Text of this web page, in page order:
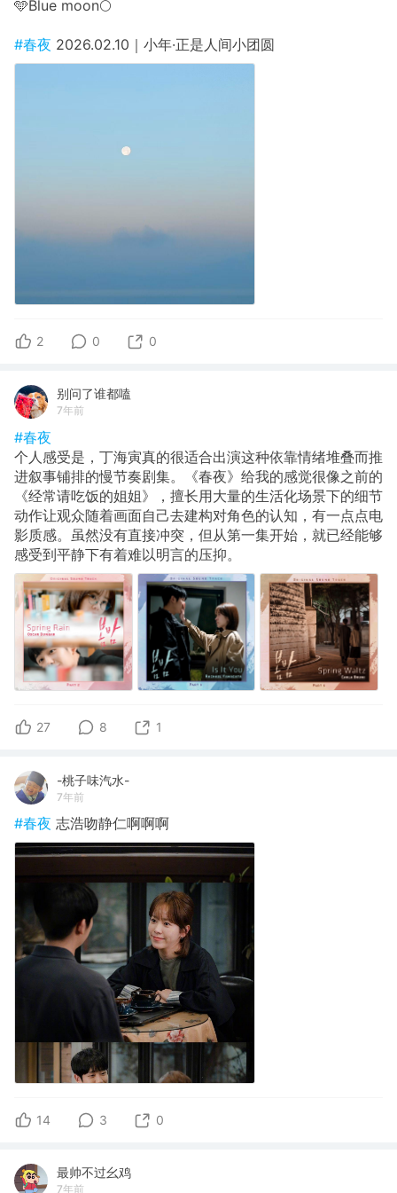
🩵Blue moon🌕
#春夜 2026.02.10｜小年·正是人间小团圆
2 0 0
别问了谁都嗑
7年前
#春夜
个人感受是，丁海寅真的很适合出演这种依靠情绪堆叠而推
进叙事铺排的慢节奏剧集。《春夜》给我的感觉很像之前的
《经常请吃饭的姐姐》，擅长用大量的生活化场景下的细节
动作让观众随着画面自己去建构对角色的认知，有一点点电
影质感。虽然没有直接冲突，但从第一集开始，就已经能够
感受到平静下有着难以明言的压抑。
27 8 1
-桃子味汽水-
7年前
#春夜 志浩吻静仁啊啊啊
14 3 0
最帅不过幺鸡
7年前